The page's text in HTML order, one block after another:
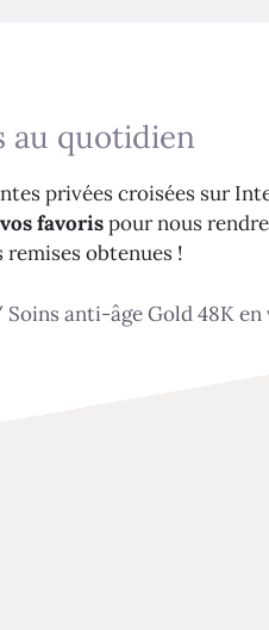
au quotidien
privées croisées sur
favorispour nous
remises obtenues !
Soins anti-âge Gold 48K en